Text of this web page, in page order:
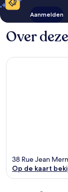
Aanmelden
Over
38 Rue Jean
Op de kaart